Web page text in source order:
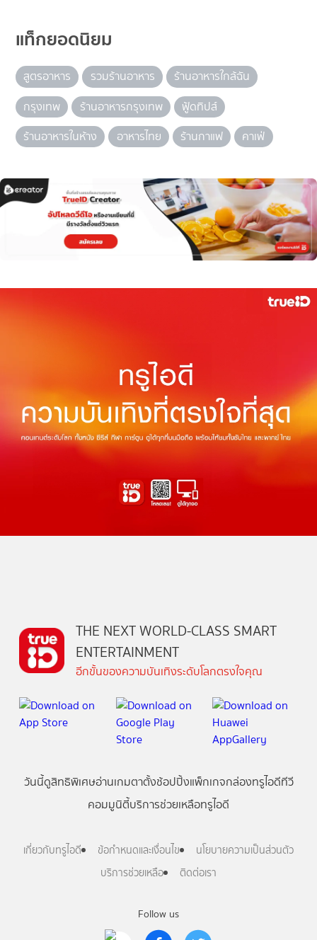
แท็กยอดนิยม
สูตรอาหาร รวมร้านอาหาร
ร้านอาหารใกล้ฉัน
กรุงเทพ
ร้านอาหารกรุงเทพ
ฟู้ดทิปส์
ร้านอาหารในห้าง
อาหารไทย ร้านกาแฟ คาเฟ่
Follow us
THE NEXT WORLD-CLASS SMART
ENTERTAINMENT
อีกขั้นของความบันเทิงระดับโลกตรงใจคุณ
วันนี้ดูสิทธิพิเศษอ่านเกมตาตั้งช้อปปิ้งแพ็กเกจกล่องทรูไอดีทีวี
คอมมูนิตี้บริการช่วยเหลือทรูไอดี
เกี่ยวกับทรูไอดี ข้อกำหนดและเงื่อนไข
นโยบายความเป็นส่วนตัว
บริการช่วยเหลือ
ติดต่อเรา